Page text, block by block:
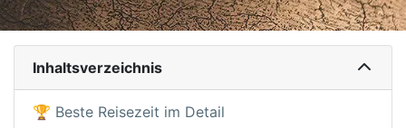
Inhaltsverzeichnis
🏆 Beste Reisezeit im Detail